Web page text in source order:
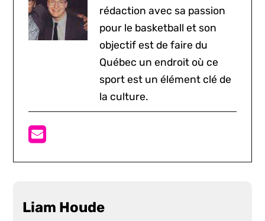
rédaction avec sa passion
pour le basketball et son
objectif est de faire du
Québec un endroit où ce
sport est un élément clé de
la culture.
Liam Houde